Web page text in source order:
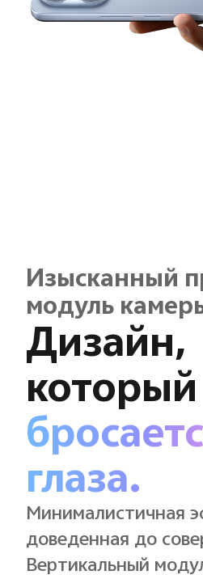
Изысканный
модуль
Дизайн,
глаза.
Минималистичная
доведенная до
Вертикальный